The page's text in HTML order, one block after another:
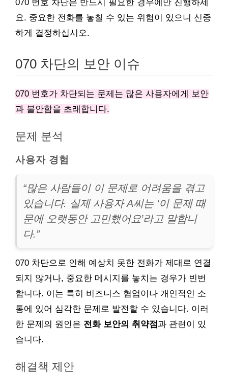
070 번호 차단은 반드시 필요한 경우에만 진행하세
요. 중요한 전화를 놓칠 수 있는 위험이 있으니 신중
하게 결정하십시오.
070 차단의 보안 이슈
070 번호가 차단되는 문제는 많은 사용자에게 보안
과 불안함을 초래합니다.
문제 분석
사용자 경험
“많은 사람들이 이 문제로 어려움을 겪고
있습니다. 실제 사용자 A씨는 ‘이 문제 때
문에 오랫동안 고민했어요’라고 말합니
다.”
070 차단으로 인해 예상치 못한 전화가 제대로 연결
되지 않거나, 중요한 메시지를 놓치는 경우가 빈번
합니다. 이는 특히 비즈니스 협업이나 개인적인 소
통에 있어 심각한 문제로 발전할 수 있습니다. 이러
한 문제의 원인은 전화 보안의 취약점과 관련이 있
습니다.
해결책 제안